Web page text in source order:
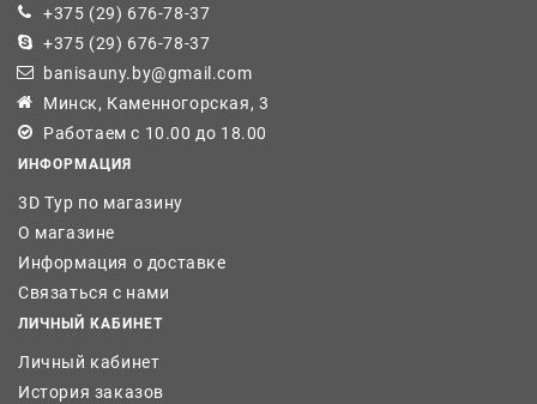
+375 (29) 676-78-37
+375 (29) 676-78-37
banisauny.by@gmail.com
Минск, Каменногорская, 3
Работаем с 10.00 до 18.00
ИНФОРМАЦИЯ
3D Тур по магазину
О магазине
Информация о доставке
Связаться с нами
ЛИЧНЫЙ КАБИНЕТ
Личный кабинет
История заказов